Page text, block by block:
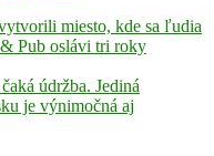
miesto, kde sa ľudia
Pub oslávi tri roky
údržba. Jediná
je výnimočná aj